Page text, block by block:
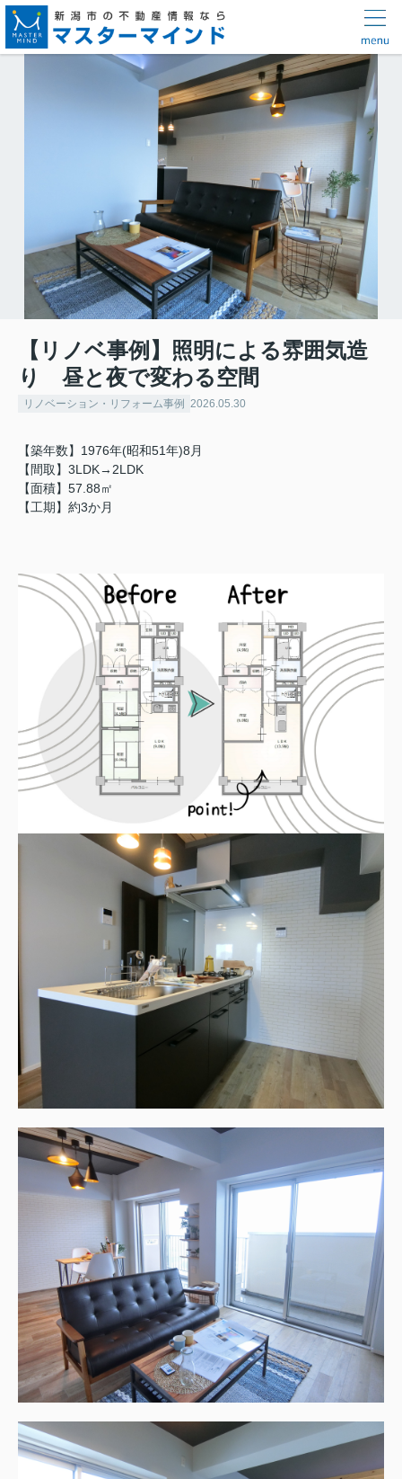
【リノベ事例】照明による雰囲気造
り 昼と夜で変わる空間
リノベーション・リフォーム事例 2026.05.30
【築年数】1976年(昭和51年)8月
【間取】3LDK→2LDK
【面積】57.88㎡
【工期】約3か月